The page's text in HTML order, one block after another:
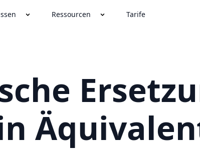
Ressourcen Tarife